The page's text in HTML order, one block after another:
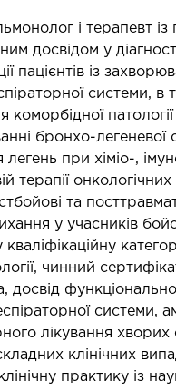
і терапевт
досвідом у
пацієнтів із
системи, в
коморбідної
бронхо-легеневої
при хіміо-,
терапії
та
у учасників
чинний
досвід
системи,
лікування хворих
клінічних
практику із